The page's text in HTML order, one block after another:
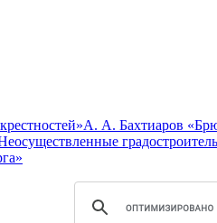
А. А. Бахтиаров